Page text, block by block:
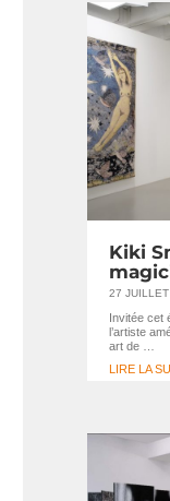
Kiki
27
Invitée cet
l’artiste
art de …
LIRE LA